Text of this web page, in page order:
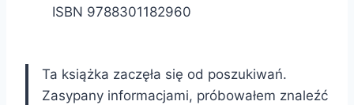
ISBN 9788301182960
Ta książka zaczęła się od poszukiwań.
Zasypany informacjami, próbowałem znaleźć